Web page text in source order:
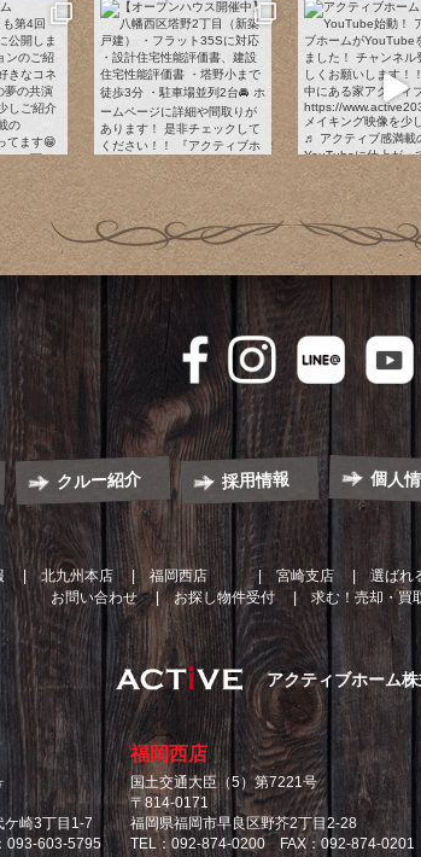
さらに読み込む Instagram でフォ
クルー紹介 採用情報 個人
北九州本店 福岡西店 宮崎支店 選ばれ
お問い合わせ
お探し物件受付 求む！売却・買
アクティブホーム
ケ崎3丁目1-7
093-603-5795
福岡西店
国土交通大臣（5）第7221号
〒814-0171
福岡県福岡市早良区野芥2丁目2-28
TEL：092-874-0200 FAX：092-874-0201